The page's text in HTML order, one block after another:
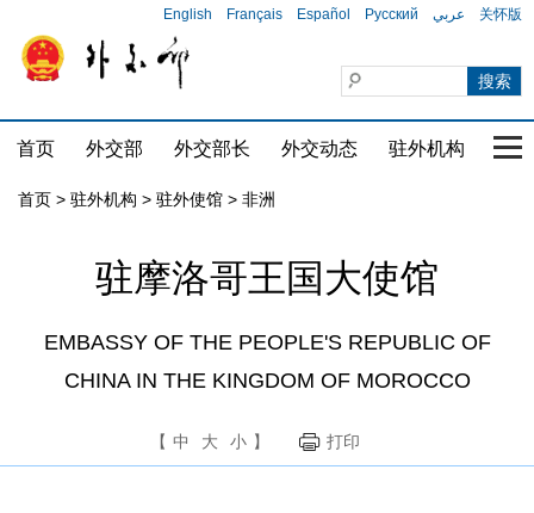
English Français Español Русский عربي 关怀版
首页 外交部 外交部长 外交动态 驻外机构 国
首页 > 驻外机构 > 驻外使馆 > 非洲
驻摩洛哥王国大使馆
EMBASSY OF THE PEOPLE'S REPUBLIC OF
CHINA IN THE KINGDOM OF MOROCCO
【 中 大 小 】 打印